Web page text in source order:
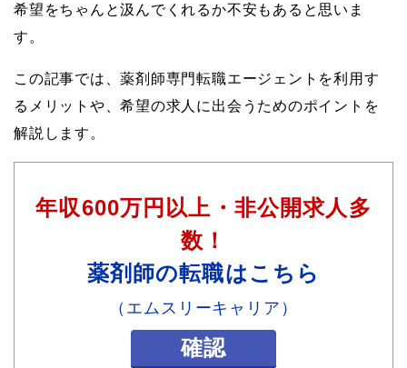
希望をちゃんと汲んでくれるか不安もあると思いま
す。
この記事では、薬剤師専門転職エージェントを利用す
るメリットや、希望の求人に出会うためのポイントを
解説します。
年収600万円以上・非公開求人多
数！
薬剤師の転職はこちら
（エムスリーキャリア）
確認